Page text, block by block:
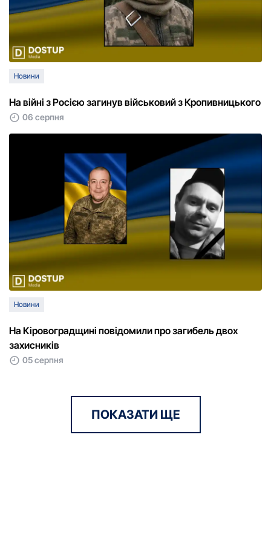
Новини
На війні з Росією загинув військовий з Кропивницького
06 серпня
Новини
На Кіровоградщині повідомили про загибель двох
захисників
05 серпня
ПОКАЗАТИ ЩЕ